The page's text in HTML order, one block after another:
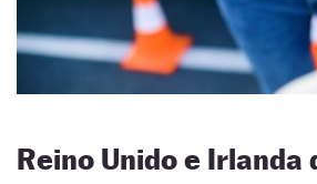
Reino Unido e Irlanda